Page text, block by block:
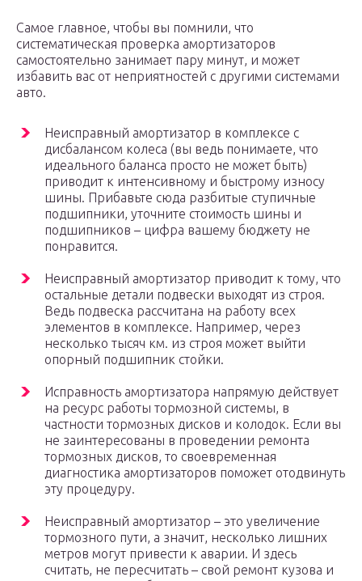
Самое главное, чтобы вы помнили, что
систематическая проверка амортизаторов
самостоятельно занимает пару минут, и может
избавить вас от неприятностей с другими системами
авто.
Неисправный амортизатор в комплексе с
дисбалансом колеса (вы ведь понимаете, что
идеального баланса просто не может быть)
приводит к интенсивному и быстрому износу
шины. Прибавьте сюда разбитые ступичные
подшипники, уточните стоимость шины и
подшипников – цифра вашему бюджету не
понравится.
Неисправный амортизатор приводит к тому, что
остальные детали подвески выходят из строя.
Ведь подвеска рассчитана на работу всех
элементов в комплексе. Например, через
несколько тысяч км. из строя может выйти
опорный подшипник стойки.
Исправность амортизатора напрямую действует
на ресурс работы тормозной системы, в
частности тормозных дисков и колодок. Если вы
не заинтересованы в проведении ремонта
тормозных дисков, то своевременная
диагностика амортизаторов поможет отодвинуть
эту процедуру.
Неисправный амортизатор – это увеличение
тормозного пути, а значит, несколько лишних
метров могут привести к аварии. И здесь
считать, не пересчитать – свой ремонт кузова и